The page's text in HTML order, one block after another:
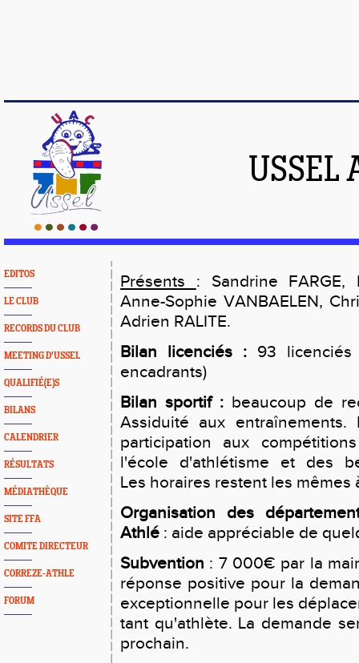
USSEL
EDITOS
LE CLUB
RECORDS DU CLUB
MEETING D'USSEL
QUALIFIÉ(E)S
BILANS
CALENDRIER
RÉSULTATS
MÉDIATHÈQUE
SITE FFA
COMITE DIRECTEUR
CORREZE-ATHLE
FORUM
Présents : Sandrine FARGE,
Anne-Sophie VANBAELEN,
Adrien RALITE.
Bilan licenciés : 93
encadrants)
Bilan sportif : beaucoup de
Assiduité aux entraînements.
participation aux
l'école d'athlétisme et des
Les horaires restent les mêmes
Organisation des
Athlé : aide appréciable de
Subvention : 7 000€ par la
réponse positive pour la
exceptionnelle pour les
tant qu'athlète. La demande
prochain.